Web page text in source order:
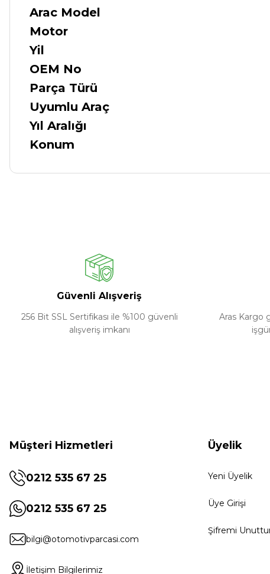
Arac Model
Motor
Yil
OEM No
Parça Türü
Uyumlu Araç
Yıl Aralığı
Konum
Güvenli Alışveriş
256 Bit SSL Sertifikası ile %100 güvenli
alışveriş imkanı
Aras Kargo
Müşteri Hizmetleri
0212 535 67 25
0212 535 67 25
bilgi@otomotivparcasi.com
İletişim Bilgilerimiz
Üyelik
Yeni Üyelik
Üye Girişi
Şifremi